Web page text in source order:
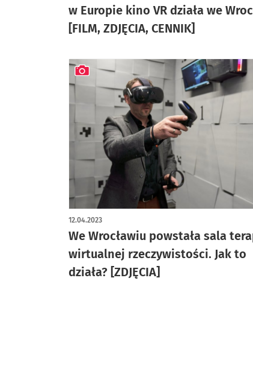
w Europie kino VR działa we
[FILM, ZDJĘCIA, CENNIK]
We Wrocławiu powstała sala
wirtualnej rzeczywistości. Jak to
działa? [ZDJĘCIA]
12.04.2023
artykuł z galerią zdjęć